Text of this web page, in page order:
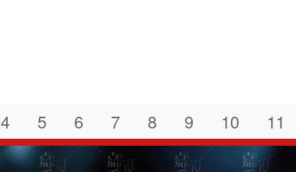
4 5 6 7 8 9 10 11